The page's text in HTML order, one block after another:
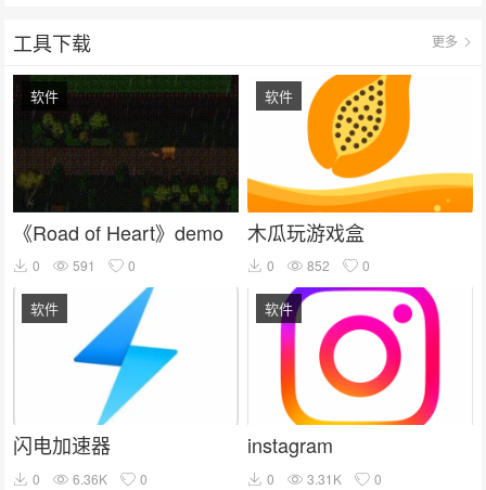
工具下载 更多
《Road of Heart》demo
软件
0 591 0
木瓜玩游戏盒
软件
0 852 0
闪电加速器
软件
0 6.36K 0
instagram
软件
0 3.31K 0